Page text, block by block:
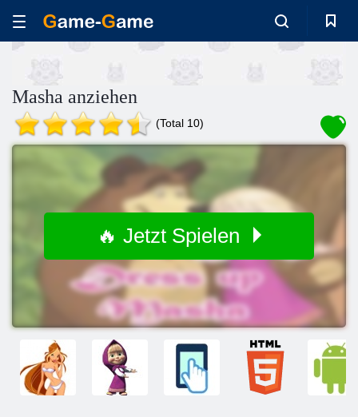
Masha anziehen
(Total 10)
🔥 Jetzt Spielen